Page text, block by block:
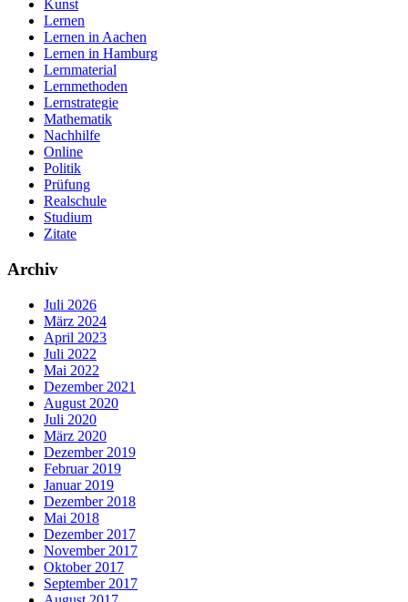
Kunst
Lernen
Lernen in Aachen
Lernen in Hamburg
Lernmaterial
Lernmethoden
Lernstrategie
Mathematik
Nachhilfe
Online
Politik
Prüfung
Realschule
Studium
Zitate
Archiv
Juli 2026
März 2024
April 2023
Juli 2022
Mai 2022
Dezember 2021
August 2020
Juli 2020
März 2020
Dezember 2019
Februar 2019
Januar 2019
Dezember 2018
Mai 2018
Dezember 2017
November 2017
Oktober 2017
September 2017